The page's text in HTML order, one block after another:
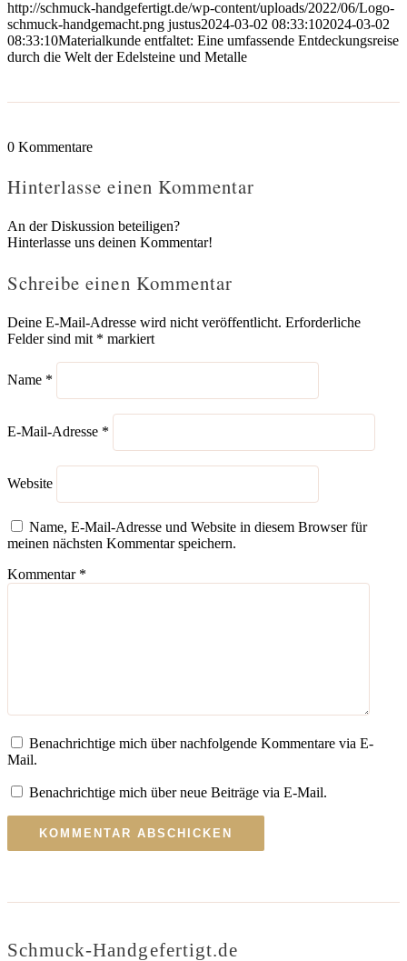
http://schmuck-handgefertigt.de/wp-content/uploads/2022/06/Logo-
schmuck-handgemacht.png justus2024-03-02 08:33:102024-03-02
08:33:10Materialkunde entfaltet: Eine umfassende Entdeckungsreise
durch die Welt der Edelsteine und Metalle
0 Kommentare
Hinterlasse einen Kommentar
An der Diskussion beteiligen?
Hinterlasse uns deinen Kommentar!
Schreibe einen Kommentar
Deine E-Mail-Adresse wird nicht veröffentlicht. Erforderliche
Felder sind mit * markiert
Name *
E-Mail-Adresse *
Website
Name, E-Mail-Adresse und Website in diesem Browser für
meinen nächsten Kommentar speichern.
Kommentar *
Benachrichtige mich über nachfolgende Kommentare via E-
Mail.
Benachrichtige mich über neue Beiträge via E-Mail.
Schmuck-Handgefertigt.de